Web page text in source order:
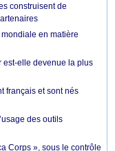
construisent de
en matière
est-elle devenue la plus
français et sont nés
des outils
Corps », sous le contrôle